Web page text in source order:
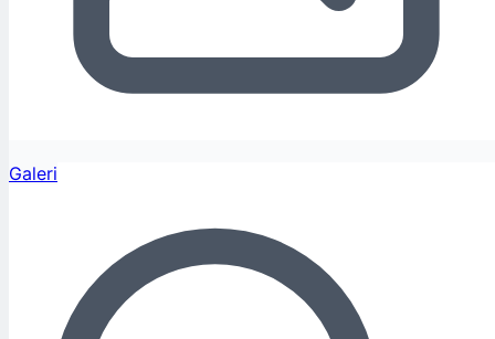
Galeri